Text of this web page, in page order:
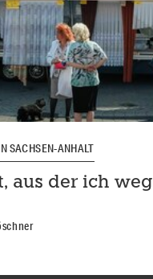
SACHSEN-ANHALT
aus der ich